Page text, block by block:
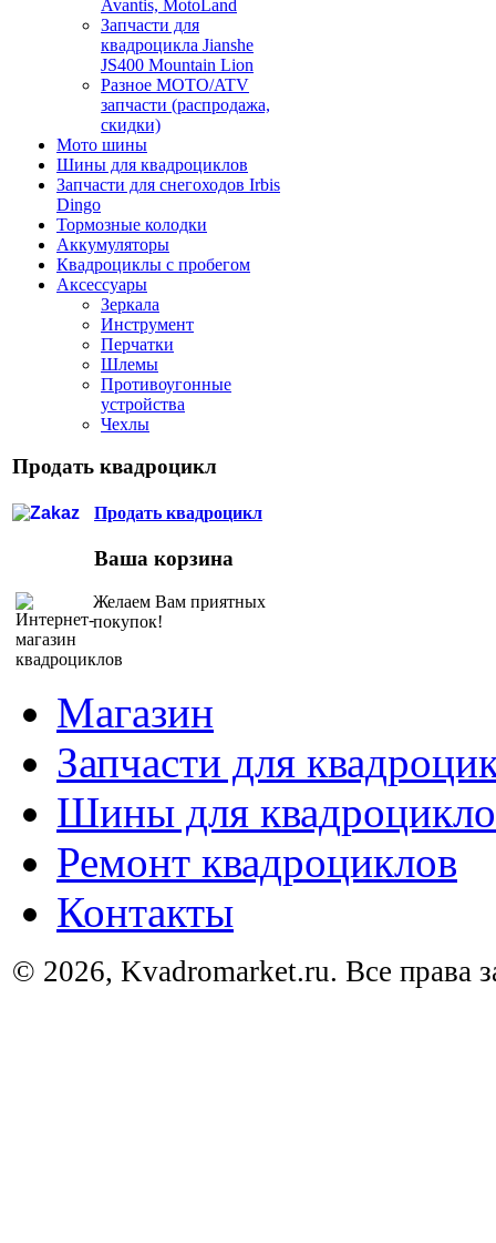
Avantis, MotoLand
Запчасти для
квадроцикла Jianshe
JS400 Mountain Lion
Разное МОТО/ATV
запчасти (распродажа,
скидки)
Мото шины
Шины для квадроциклов
Запчасти для снегоходов Irbis
Dingo
Тормозные колодки
Аккумуляторы
Квадроциклы с пробегом
Аксессуары
Зеркала
Инструмент
Перчатки
Шлемы
Противоугонные
устройства
Чехлы
Продать квадроцикл
Продать квадроцикл
Ваша корзина
Желаем Вам приятных
покупок!
Магазин
Запчасти для
Шины для
Ремонт квадроциклов
Контакты
© 2026, Kvadromarket.ru. Все права